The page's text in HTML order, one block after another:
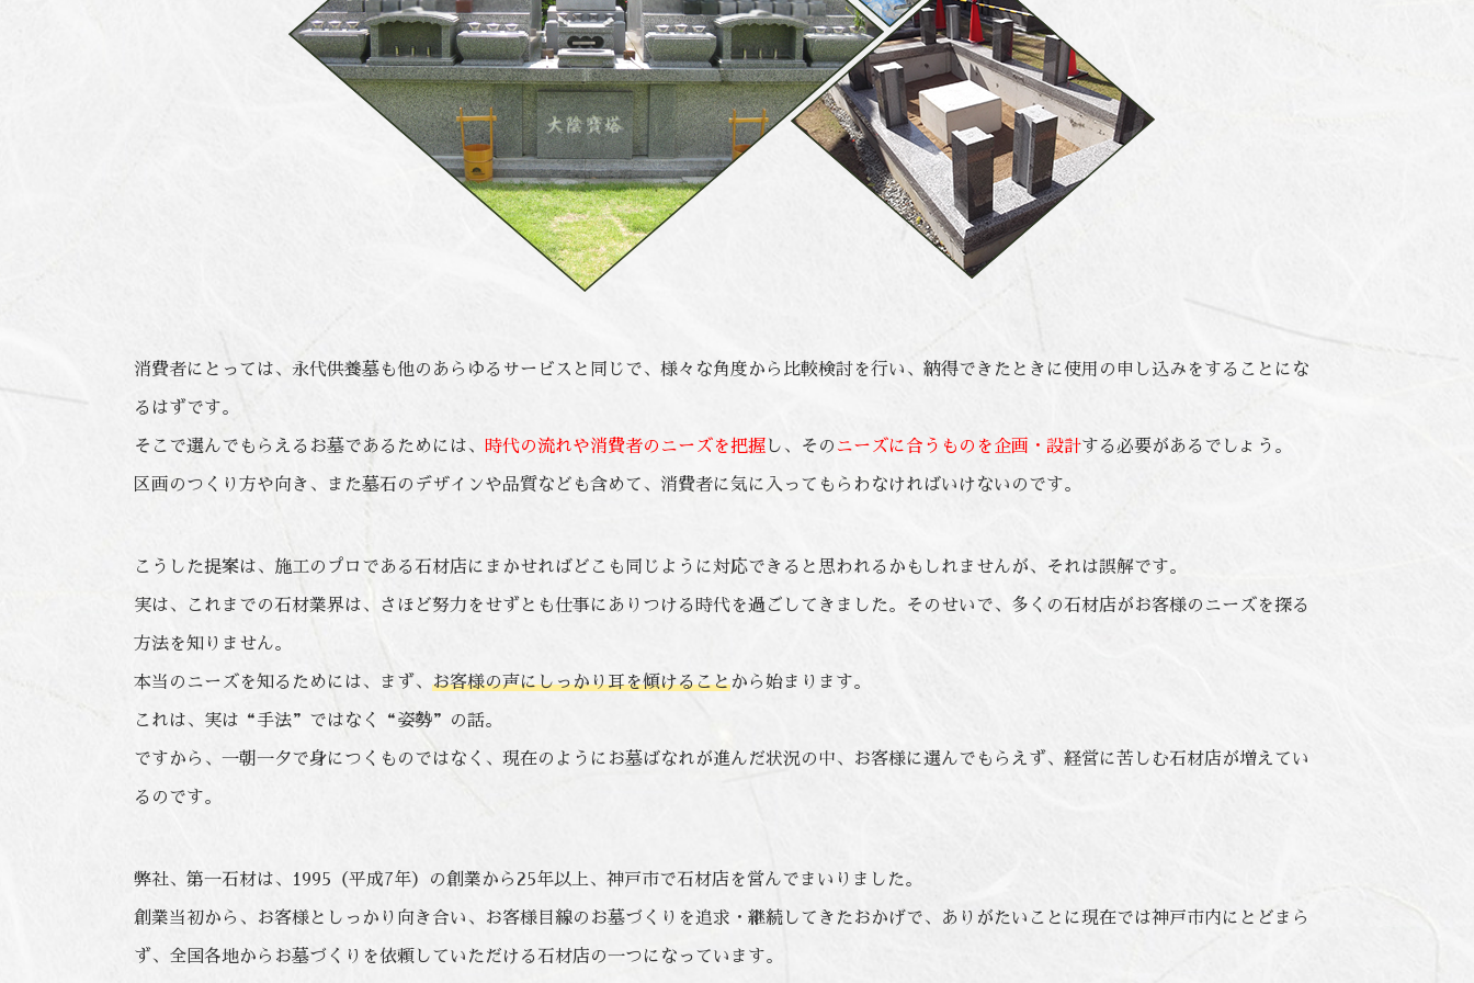
消費者にとっては、永代供養墓も他のあらゆるサービスと同じで、様々な角度から比較検討を行い、納得できたときに使用の申し込みをすることにな
るはずです。
そこで選んでもらえるお墓であるためには、 時代の流れや消費者のニーズを把握 し、その ニーズに合うものを企画・設計する必要があるでしょう。
区画のつくり方や向き、また墓石のデザインや品質なども含めて、消費者に気に入ってもらわなければいけないのです。
こうした提案は、施工のプロである石材店にまかせればどこも同じように対応できると思われるかもしれませんが、それは誤解です。
実は、これまでの石材業界は、さほど努力をせずとも仕事にありつける時代を過ごしてきました。そのせいで、多くの石材店がお客様のニーズを探る
方法を知りません。
本当のニーズを知るためには、まず、 お客様の声にしっかり耳を傾けることから始まります。
これは、実は“手法”ではなく“姿勢”の話。
ですから、一朝一夕で身につくものではなく、現在のようにお墓ばなれが進んだ状況の中、お客様に選んでもらえず、経営に苦しむ石材店が増えてい
るのです。
弊社、第一石材は、1995（平成7年）の創業から25年以上、神戸市で石材店を営んでまいりました。
創業当初から、お客様としっかり向き合い、お客様目線のお墓づくりを追求・継続してきたおかげで、ありがたいことに現在では神戸市内にとどまら
ず、全国各地からお墓づくりを依頼していただける石材店の一つになっています。